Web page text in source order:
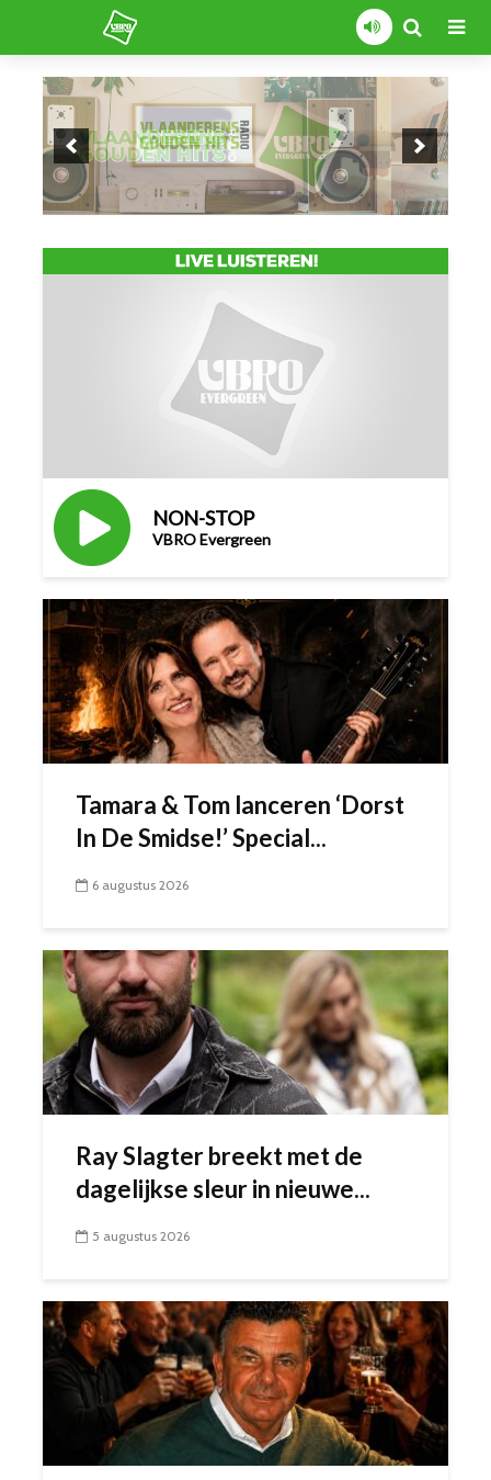
Tamara & Tom lanceren ‘Dorst
In De Smidse!’ Special...
6 augustus 2026
Ray Slagter breekt met de
dagelijkse sleur in nieuwe...
5 augustus 2026